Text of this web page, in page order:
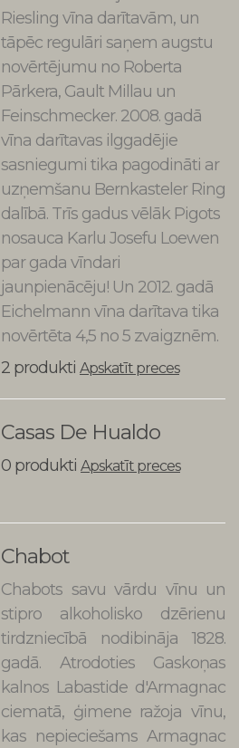
Riesling vīna darītavām, un
tāpēc regulāri saņem augstu
novērtējumu no Roberta
Pārkera, Gault Millau un
Feinschmecker. 2008. gadā
vīna darītavas ilggadējie
sasniegumi tika pagodināti ar
uzņemšanu Bernkasteler Ring
dalībā. Trīs gadus vēlāk Pigots
nosauca Karlu Josefu Loewen
par gada vīndari
jaunpienācēju! Un 2012. gadā
Eichelmann vīna darītava tika
novērtēta 4,5 no 5 zvaigznēm.
2 produkti Apskatīt preces
Casas De Hualdo
0 produkti Apskatīt preces
Chabot
Chabots savu vārdu vīnu un
stipro alkoholisko dzērienu
tirdzniecībā nodibināja 1828.
gadā. Atrodoties Gaskoņas
kalnos Labastide d'Armagnac
ciematā, ģimene ražoja vīnu,
kas nepieciešams Armagnac